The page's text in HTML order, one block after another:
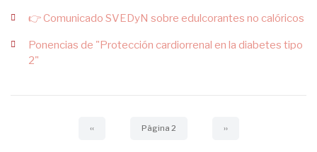
👉 Comunicado SVEDyN sobre edulcorantes no calóricos
Ponencias de "Protección cardiorrenal en la diabetes tipo
2"
Página
‹‹ Página 2 Siguiente
››